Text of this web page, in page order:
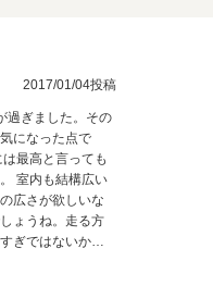
2017/01/04投稿
過ぎました。その
になった点で
室内も結構広い
広さが欲しいな
ょうね。走る方
ぎではないかと